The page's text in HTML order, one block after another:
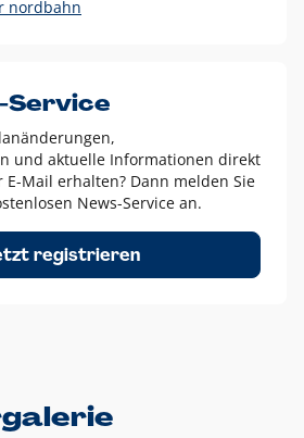
dürfen nur in Ausnahmefällen
zum Beispiel:
Fotohintergründen,
für reine Schwarz-Weiß-Umsetzungen
ein Schutzraum von jeweils einer
aus AKN in alle Richtungen
nordbahn
Service
und aktuelle Informationen direkt
E-Mail erhalten? Dann melden Sie
News-Service an.
registrieren